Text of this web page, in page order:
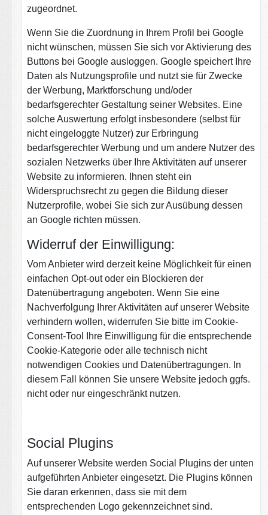
zugeordnet.
Wenn Sie die Zuordnung in Ihrem Profil bei Google
nicht wünschen, müssen Sie sich vor Aktivierung des
Buttons bei Google ausloggen. Google speichert Ihre
Daten als Nutzungsprofile und nutzt sie für Zwecke
der Werbung, Marktforschung und/oder
bedarfsgerechter Gestaltung seiner Websites. Eine
solche Auswertung erfolgt insbesondere (selbst für
nicht eingeloggte Nutzer) zur Erbringung
bedarfsgerechter Werbung und um andere Nutzer des
sozialen Netzwerks über Ihre Aktivitäten auf unserer
Website zu informieren. Ihnen steht ein
Widerspruchsrecht zu gegen die Bildung dieser
Nutzerprofile, wobei Sie sich zur Ausübung dessen
an Google richten müssen.
Widerruf der Einwilligung:
Vom Anbieter wird derzeit keine Möglichkeit für einen
einfachen Opt-out oder ein Blockieren der
Datenübertragung angeboten. Wenn Sie eine
Nachverfolgung Ihrer Aktivitäten auf unserer Website
verhindern wollen, widerrufen Sie bitte im Cookie-
Consent-Tool Ihre Einwilligung für die entsprechende
Cookie-Kategorie oder alle technisch nicht
notwendigen Cookies und Datenübertragungen. In
diesem Fall können Sie unsere Website jedoch ggfs.
nicht oder nur eingeschränkt nutzen.
Social Plugins
Auf unserer Website werden Social Plugins der unten
aufgeführten Anbieter eingesetzt. Die Plugins können
Sie daran erkennen, dass sie mit dem
entsprechenden Logo gekennzeichnet sind.